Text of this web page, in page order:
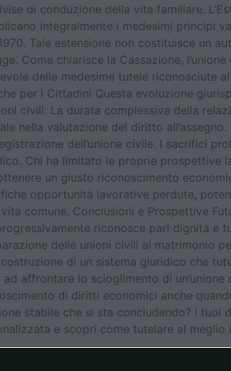
di conduzione della vita familiare.
integralmente i medesimi principi
Tale estensione non costituisce un
Come chiarisce la Cassazione,
delle medesime tutele riconosciute
per i Cittadini Questa evoluzione
civili: La durata complessiva della
nella valutazione del diritto
dell’unione civile. I sacrifici
Chi ha limitato le proprie prospettive
un giusto riconoscimento
opportunità lavorative perdute,
comune. Conclusioni e Prospettive
riconosce pari dignità e
delle unioni civili al matrimonio
di un sistema giuridico che
ad affrontare lo scioglimento di
di diritti economici anche
stabile che si sta concludendo? I
e scopri come tutelare al